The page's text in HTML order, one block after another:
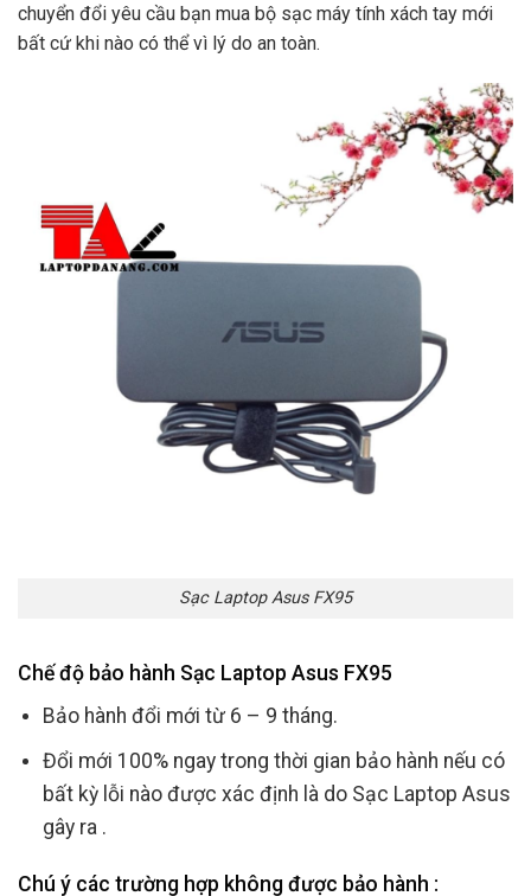
chuyển đổi yêu cầu bạn mua bộ sạc máy tính xách tay mới
bất cứ khi nào có thể vì lý do an toàn.
Sạc Laptop Asus FX95
Chế độ bảo hành Sạc Laptop Asus FX95
Bảo hành đổi mới từ 6 – 9 tháng.
Đổi mới 100% ngay trong thời gian bảo hành nếu có
bất kỳ lỗi nào được xác định là do Sạc Laptop Asus
gây ra .
Chú ý các trường hợp không được bảo hành :